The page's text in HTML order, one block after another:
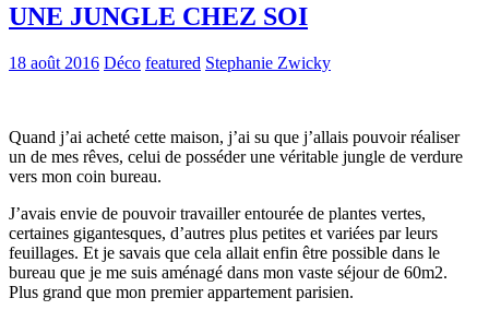
UNE JUNGLE CHEZ SOI
18 août 2016 Déco featured Stephanie Zwicky
Quand j’ai acheté cette maison, j’ai su que j’allais pouvoir réaliser
un de mes rêves, celui de posséder une véritable jungle de verdure
vers mon coin bureau.
J’avais envie de pouvoir travailler entourée de plantes vertes,
certaines gigantesques, d’autres plus petites et variées par leurs
feuillages. Et je savais que cela allait enfin être possible dans le
bureau que je me suis aménagé dans mon vaste séjour de 60m2.
Plus grand que mon premier appartement parisien.